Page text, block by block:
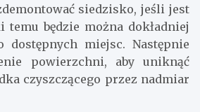
siedzisko, jeśli jest
będzie można dokładniej
dostępnych miejsc. Następnie
powierzchni, aby uniknąć
czyszczącego przez nadmiar